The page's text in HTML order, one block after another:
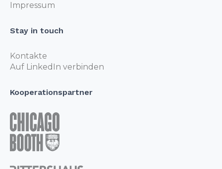
Impressum
Stay in touch
Kontakte
Auf LinkedIn verbinden
Kooperationspartner